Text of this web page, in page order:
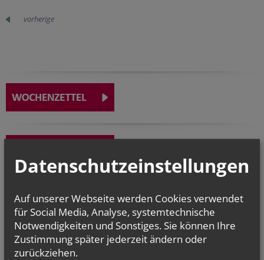
vorherige
Datenschutzeinstellungen
Auf unserer Webseite werden Cookies verwendet
für Social Media, Analyse, systemtechnische
Notwendigkeiten und Sonstiges. Sie können Ihre
Zustimmung später jederzeit ändern oder
zurückziehen.